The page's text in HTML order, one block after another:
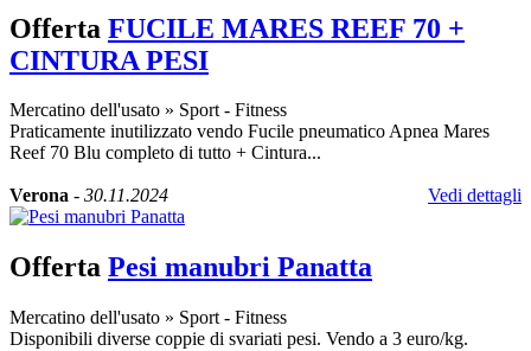
Offerta FUCILE MARES REEF 70 +
CINTURA PESI
Mercatino dell'usato » Sport - Fitness
Praticamente inutilizzato vendo Fucile pneumatico Apnea Mares
Reef 70 Blu completo di tutto + Cintura...
Verona - 30.11.2024 Vedi dettagli
Offerta Pesi manubri Panatta
Mercatino dell'usato » Sport - Fitness
Disponibili diverse coppie di svariati pesi. Vendo a 3 euro/kg.